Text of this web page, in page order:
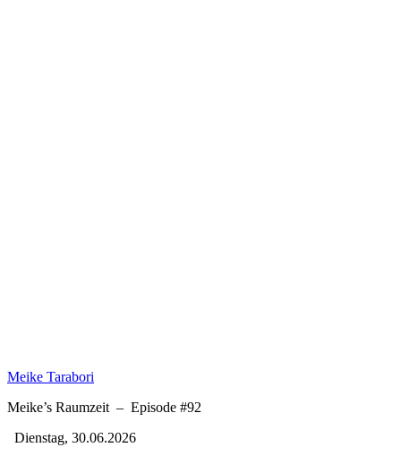
Meike Tarabori
Meike’s Raumzeit – Episode #92
Dienstag, 30.06.2026